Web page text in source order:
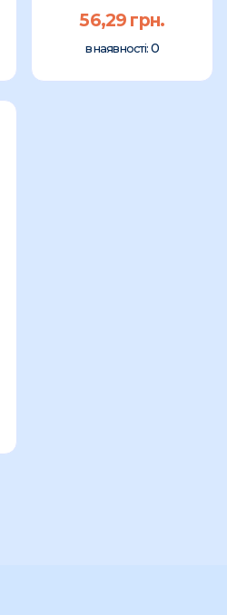
56,29 грн.
в наявності: 0